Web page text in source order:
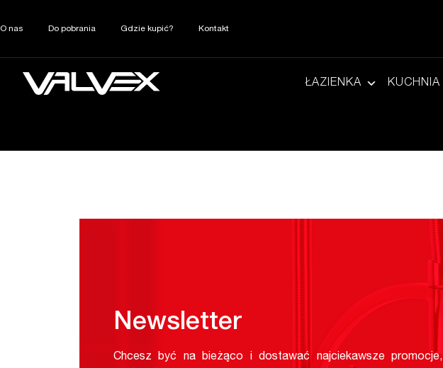
O nas Do pobrania Gdzie kupić? Kontakt
ŁAZIENKA KUCHNIA
Newsletter
Chcesz być na bieżąco i dostawać najciekawsze promocje,